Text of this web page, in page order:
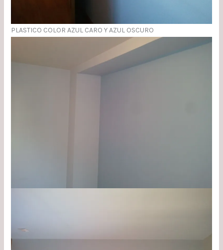
PLASTICO COLOR AZUL CARO Y AZUL OSCURO